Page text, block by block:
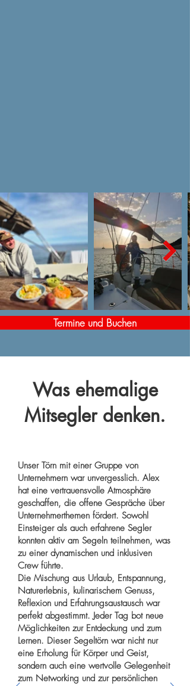
Termine und Buchen
Was ehemalige
Mitsegler denken.
Unser Törn mit einer Gruppe von
Unternehmern war unvergesslich. Alex
hat eine vertrauensvolle Atmosphäre
geschaffen, die offene Gespräche über
Unternehmerthemen fördert. Sowohl
Einsteiger als auch erfahrene Segler
konnten aktiv am Segeln teilnehmen, was
zu einer dynamischen und inklusiven
Crew führte.
Die Mischung aus Urlaub, Entspannung,
Naturerlebnis, kulinarischem Genuss,
Reflexion und Erfahrungsaustausch war
perfekt abgestimmt. Jeder Tag bot neue
Möglichkeiten zur Entdeckung und zum
Lernen. Dieser Segeltörn war nicht nur
eine Erholung für Körper und Geist,
sondern auch eine wertvolle Gelegenheit
zum Networking und zur persönlichen